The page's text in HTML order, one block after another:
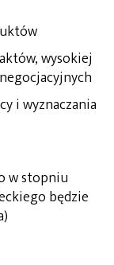
wysokiej
i wyznaczania
w stopniu
będzie